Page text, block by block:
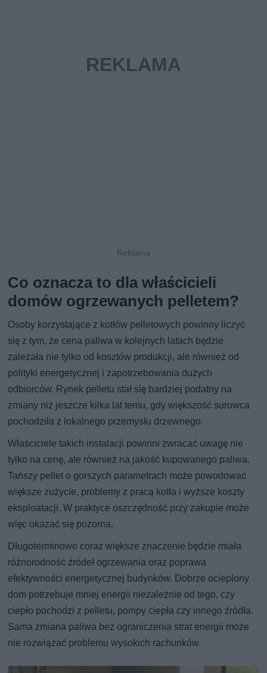
Co oznacza to dla właścicieli
domów ogrzewanych pelletem?
Osoby korzystające z kotłów pelletowych powinny liczyć
się z tym, że cena paliwa w kolejnych latach będzie
zależała nie tylko od kosztów produkcji, ale również od
polityki energetycznej i zapotrzebowania dużych
odbiorców. Rynek pelletu stał się bardziej podatny na
zmiany niż jeszcze kilka lat temu, gdy większość surowca
pochodziła z lokalnego przemysłu drzewnego.
Właściciele takich instalacji powinni zwracać uwagę nie
tylko na cenę, ale również na jakość kupowanego paliwa.
Tańszy pellet o gorszych parametrach może powodować
większe zużycie, problemy z pracą kotła i wyższe koszty
eksploatacji. W praktyce oszczędność przy zakupie może
więc okazać się pozorna.
Długoterminowo coraz większe znaczenie będzie miała
różnorodność źródeł ogrzewania oraz poprawa
efektywności energetycznej budynków. Dobrze ocieplony
dom potrzebuje mniej energii niezależnie od tego, czy
ciepło pochodzi z pelletu, pompy ciepła czy innego źródła.
Sama zmiana paliwa bez ograniczenia strat energii może
nie rozwiązać problemu wysokich rachunków.